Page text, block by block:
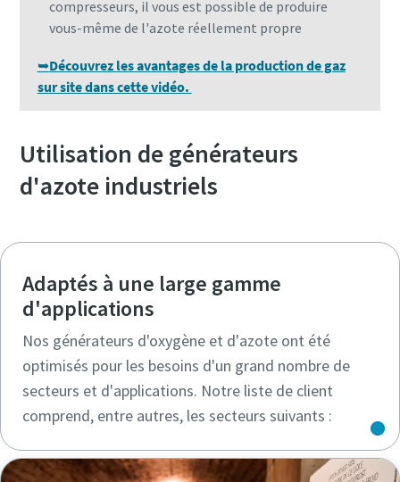
compresseurs, il vous est possible de produire
vous-même de l'azote réellement propre
➥Découvrez les avantages de la production de gaz
sur site dans cette vidéo.
Utilisation de générateurs
d'azote industriels
Adaptés à une large gamme
d'applications
Nos générateurs d'oxygène et d'azote ont été
optimisés pour les besoins d'un grand nombre de
secteurs et d'applications. Notre liste de client
comprend, entre autres, les secteurs suivants :